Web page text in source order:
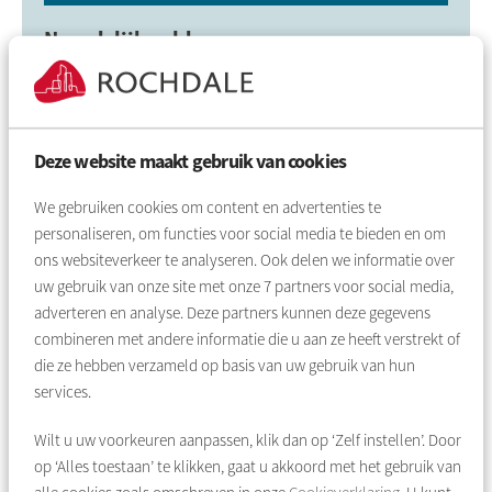
Deze website maakt gebruik van cookies
We gebruiken cookies om content en advertenties te
personaliseren, om functies voor social media te bieden en om
ons websiteverkeer te analyseren. Ook delen we informatie over
uw gebruik van onze site met onze7 partners voor social media,
adverteren en analyse. Deze partners kunnen deze gegevens
combineren met andere informatie die u aan ze heeft verstrekt of
die ze hebben verzameld op basis van uw gebruik van hun
services.
Wilt u uw voorkeuren aanpassen, klik dan op ‘Zelf instellen’. Door
op ‘Alles toestaan’ te klikken, gaat u akkoord met het gebruik van
Noordelijk veld
De woningen in het Noordelijk Veld (Majoor Fransweg,
Lauernessestraat en Ferdinand Huyckstraat) zijn de
laatste die in de Kolenkit vernieuwd moeten worden.
We zijn in gesprek met de bewonerscommissie over de
plan per woongebouw, omdat er grote verschillen zijn
tussen de gebouwen.
Meer informatie over Noordelijk Veld
Het plan voor uw buurt gaat niet alleen over de woningen,